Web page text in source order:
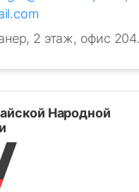
2 этаж, офис 204.
Народной